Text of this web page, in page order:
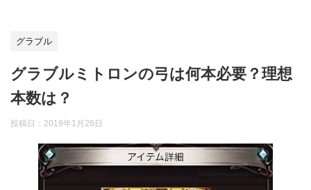
グラブル
グラブルミトロンの弓は何本必要？理想
本数は？
投稿日： 2019年1月26日